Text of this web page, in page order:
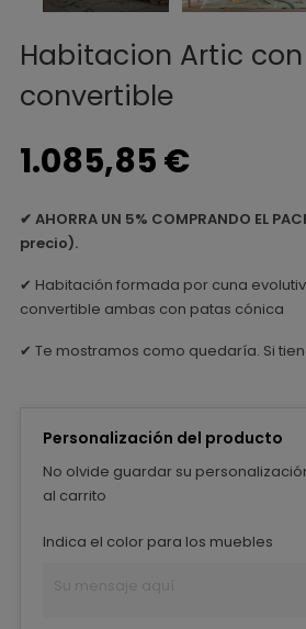
Habitacion Artic
convertible
1.085,85 €
✔ AHORRA UN 5% COMPRANDO EL
precio).
✔ Habitación formada por cuna
convertible ambas con patas cónica
✔ Te mostramos como quedaría. Si
Personalización del producto
No olvide guardar su
al carrito
Indica el color para los muebles